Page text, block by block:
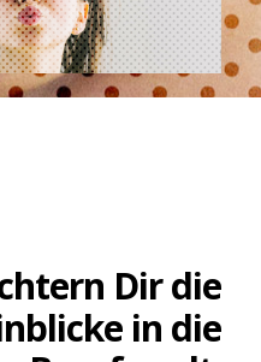
Dir die
in die